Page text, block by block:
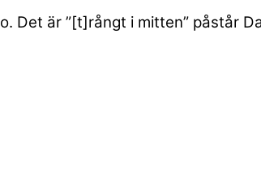
Det är ”[t]rångt i mitten” påstår